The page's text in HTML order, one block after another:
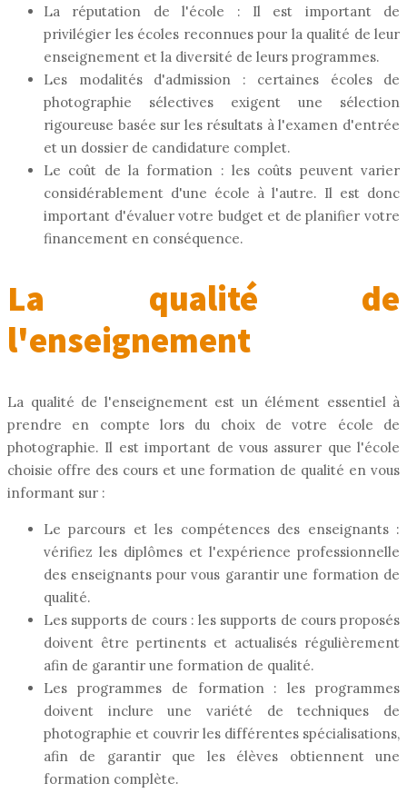
La réputation de l'école : Il est important de
privilégier les écoles reconnues pour la qualité de leur
enseignement et la diversité de leurs programmes.
Les modalités d'admission : certaines écoles de
photographie sélectives exigent une sélection
rigoureuse basée sur les résultats à l'examen d'entrée
et un dossier de candidature complet.
Le coût de la formation : les coûts peuvent varier
considérablement d'une école à l'autre. Il est donc
important d'évaluer votre budget et de planifier votre
financement en conséquence.
La qualité de
l'enseignement
La qualité de l'enseignement est un élément essentiel à
prendre en compte lors du choix de votre école de
photographie. Il est important de vous assurer que l'école
choisie offre des cours et une formation de qualité en vous
informant sur :
Le parcours et les compétences des enseignants :
vérifiez les diplômes et l'expérience professionnelle
des enseignants pour vous garantir une formation de
qualité.
Les supports de cours : les supports de cours proposés
doivent être pertinents et actualisés régulièrement
afin de garantir une formation de qualité.
Les programmes de formation : les programmes
doivent inclure une variété de techniques de
photographie et couvrir les différentes spécialisations,
afin de garantir que les élèves obtiennent une
formation complète.